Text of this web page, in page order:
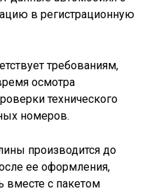
в регистрационную
требованиям,
осмотра
технического
номеров.
производится до
ее оформления,
вместе с пакетом